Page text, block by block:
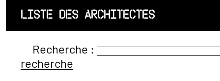
ACCUEIL
LISTE DES
ARCHITECTES
LISTE DES ARCHITECTES
Recherche :
recherche